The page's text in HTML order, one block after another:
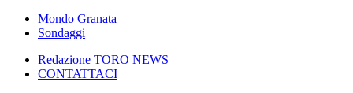
Mondo Granata
Sondaggi
Redazione TORO NEWS
CONTATTACI